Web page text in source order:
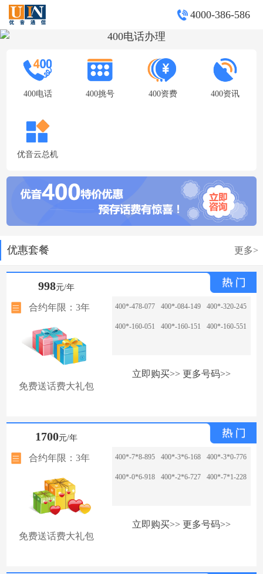
4000-386-586
400电话 400挑号 400资费 400资讯
优音云总机
优惠套餐 更多>
998元/年
合约年限：3年
免费送话费大礼包
400*-478-077 400*-084-149 400*-320-245
400*-160-051 400*-160-151 400*-160-551
立即购买>> 更多号码>>
1700元/年
合约年限：3年
免费送话费大礼包
400*-7*8-895 400*-3*6-168 400*-3*0-776
400*-0*6-918 400*-2*6-727 400*-7*1-228
立即购买>> 更多号码>>